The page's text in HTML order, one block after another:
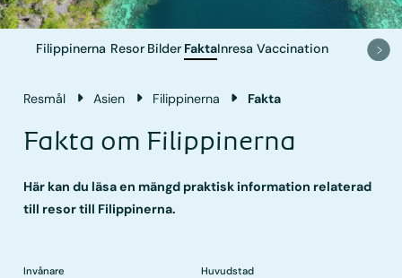
Filippinerna Resor Bilder FaktaInresa Vaccination
Resmål Asien Filippinerna Fakta
Fakta om Filippinerna
Här kan du läsa en mängd praktisk information relaterad
till resor till Filippinerna.
Invånare Huvudstad